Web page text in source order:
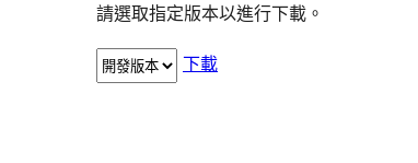
請選取指定版本以進行下載。
下載